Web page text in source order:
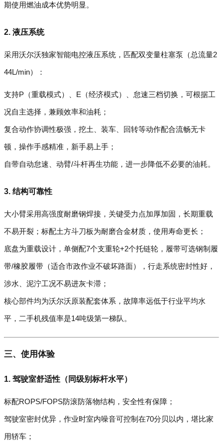
期使用燃油成本优势明显。
2. 液压系统
采用沃尔沃独家智能电控液压系统，匹配双变量柱塞泵（总流量2
44L/min）：
支持P（重载模式）、E（经济模式）、怠速三档切换，可根据工
况自主选择，兼顾效率和油耗；
复合动作协调性极强，挖土、装车、回转等动作配合流畅无卡
顿，操作手感精准，新手易上手；
自带自动怠速、动臂/斗杆再生功能，进一步降低不必要的油耗。
3. 结构可靠性
大小臂采用高强度耐磨钢焊接，关键受力点加厚加固，长期重载
不易开裂；标配土方斗刀板为耐磨合金材质，使用寿命更长；
底盘为重载设计，单侧配7个支重轮+2个托链轮，履带可选钢制履
带/橡胶履带（适合市政作业不破坏路面），行走系统密封性好，
涉水、泥泞工况不易进灰卡滞；
核心部件均为沃尔沃原装配套体系，故障率远低于行业平均水
平，二手机残值率是14吨级第一梯队。
三、使用体验
1. 驾驶室舒适性（同级别标杆水平）
标配ROPS/FOPS防滚防落物结构，安全性有保障；
驾驶室密封优异，作业时室内噪音可控制在70分贝以内，堪比家
用轿车；